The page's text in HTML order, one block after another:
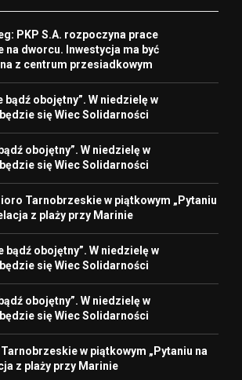
PKP S.A. rozpoczyna prace
dworcu. Inwestycja ma być
z centrum przesiadkowym
bądź obojętny”. W niedzielę w
się Wiec Solidarności
obojętny”. W niedzielę w
się Wiec Solidarności
Tarnobrzeskie w piątkowym „Pytaniu
z plaży przy Marinie
bądź obojętny”. W niedzielę w
się Wiec Solidarności
obojętny”. W niedzielę w
się Wiec Solidarności
w piątkowym „Pytaniu na
z plaży przy Marinie